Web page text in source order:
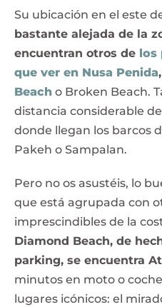
Su ubicación en el este
bastante alejada de la
encuentran otros de
que ver en Nusa Penida,
Beach o Broken Beach.
distancia considerable
donde llegan los barcos
Pakeh o Sampalan.
Pero no os asustéis, lo
que está agrupada con
imprescindibles de la
Diamond Beach, de
parking, se encuentra
minutos en moto o
lugares icónicos: el